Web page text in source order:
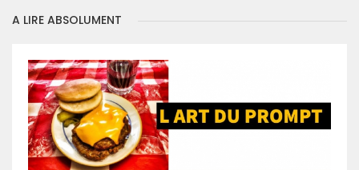
A LIRE ABSOLUMENT